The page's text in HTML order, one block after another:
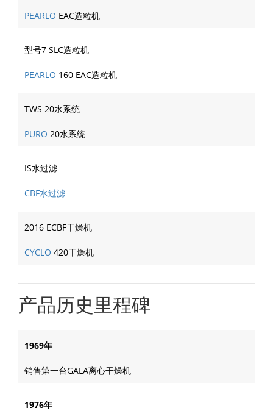
PEARLO EAC造粒机
型号7 SLC造粒机
PEARLO 160 EAC造粒机
TWS 20水系统
PURO 20水系统
IS水过滤
CBF水过滤
2016 ECBF干燥机
CYCLO 420干燥机
产品历史里程碑
1969年
销售第一台GALA离心干燥机
1976年